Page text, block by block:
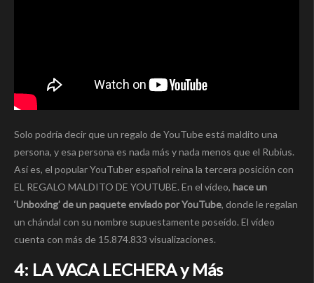
Solo podría decir que un regalo de YouTube está maldito una
persona, y esa persona es nada más y nada menos que el Rubius.
Así es, el popular YouTuber español reina la tercera posición con
EL REGALO MALDITO DE YOUTUBE. En el vídeo, hace un
‘Unboxing’ de un paquete enviado por YouTube, donde le regalan
un chándal con su nombre supuestamente poseído. El vídeo
cuenta con más de 15.874.833 visualizaciones.
4: LA VACA LECHERA y Más